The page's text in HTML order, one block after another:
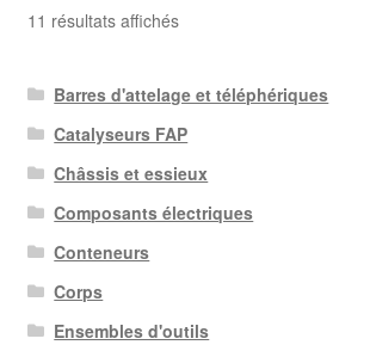
11 résultats affichésTrié
récent
au
plus
ancien
Barres d'attelage et téléphériques
Catalyseurs FAP
Châssis et essieux
Composants électriques
Conteneurs
Corps
Ensembles d'outils